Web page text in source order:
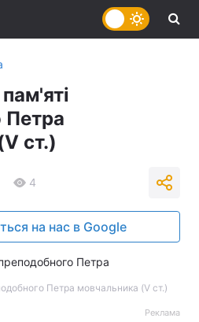
Петра
ст.)
4
на нас в Google
Петра мовчальника (V ст.)
Реклама